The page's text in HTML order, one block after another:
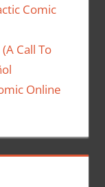
Comic
Call To
Online